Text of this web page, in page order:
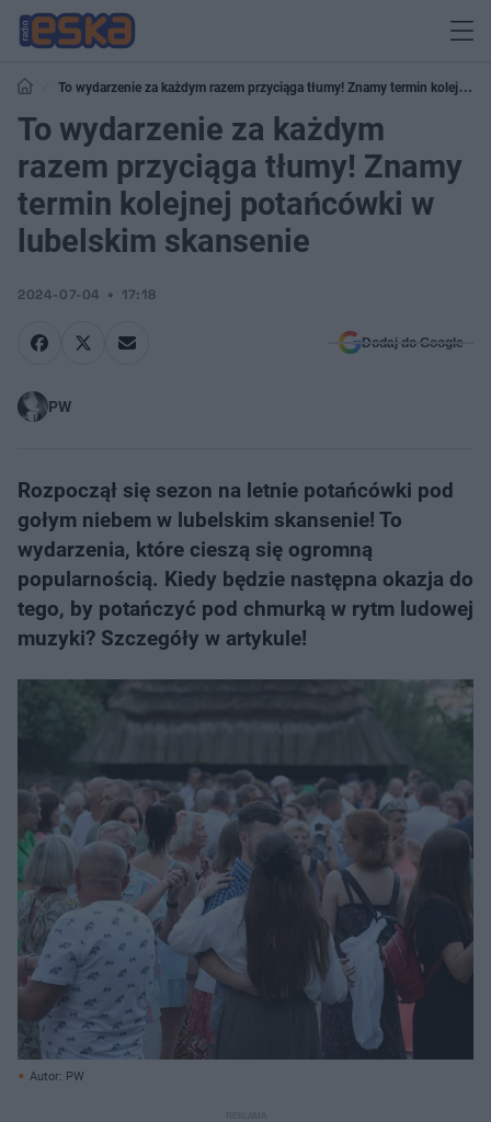
To wydarzenie za każdym razem przyciąga tłumy! Znamy termin kolejnej
potańcówki w lubelskim skansenie
To wydarzenie za każdym
razem przyciąga tłumy! Znamy
termin kolejnej potańcówki w
lubelskim skansenie
2024-07-04 17:18
Dodaj do Google
PW
Rozpoczął się sezon na letnie potańcówki pod
gołym niebem w lubelskim skansenie! To
wydarzenia, które cieszą się ogromną
popularnością. Kiedy będzie następna okazja do
tego, by potańczyć pod chmurką w rytm ludowej
muzyki? Szczegóły w artykule!
Autor: PW